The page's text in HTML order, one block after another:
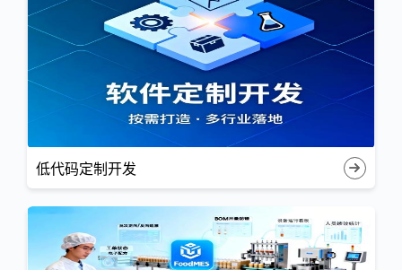
低代码定制开发